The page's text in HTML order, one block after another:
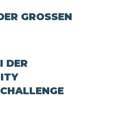
GROSSEN
DER